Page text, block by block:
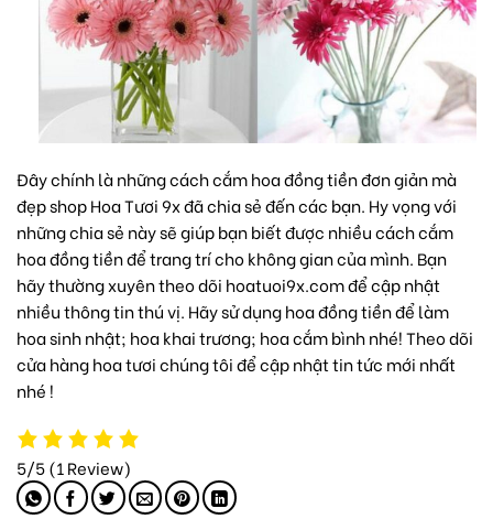
Đây chính là những cách cắm hoa đồng tiền đơn giản mà
đẹp shop Hoa Tươi 9x đã chia sẻ đến các bạn. Hy vọng với
những chia sẻ này sẽ giúp bạn biết được nhiều cách cắm
hoa đồng tiền để trang trí cho không gian của mình. Bạn
hãy thường xuyên theo dõi hoatuoi9x.com để cập nhật
nhiều thông tin thú vị. Hãy sử dụng hoa đồng tiền để làm
hoa sinh nhật; hoa khai trương; hoa cắm bìnhnhé! Theo dõi
cửa hàng hoa tươichúng tôi để cập nhật tin tức mới nhất
nhé !
5/5(1 Review)